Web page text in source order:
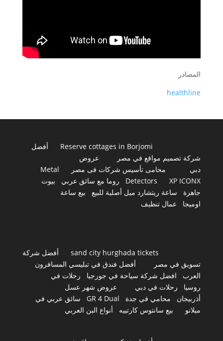
المصادر
healthline
Reserve cottages in Borjomi
أفضل
شركة تصميم مواقع في مصر
عروض
دبي
محامى تأسيس شركات فى مصر
Metal
Detectors
XP ICONX روما مع سائق عربي
بيوت
جاهزة
ساعة ريتشارد ميل أصلية للبيع
بيع ساعة
اوميجا
عمال تنظيف
sand city hurghada tickets
أفضل شركة
تسويق في مصر
أفضل فندق في تبليسي المسافرون
العرب
افضل شركة سياحة في جورجيا
رحلات في
روسيا
رحلات في دبي
عروض شهر عسل
أذربيجان
محامي في جدة GR 4 Dual
سائق عربي في
ميلانو
بيع سانتوس كارتييه أنواع البن العربي